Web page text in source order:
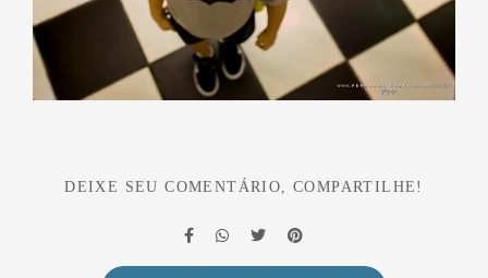
DEIXE SEU COMENTÁRIO, COMPARTILHE!